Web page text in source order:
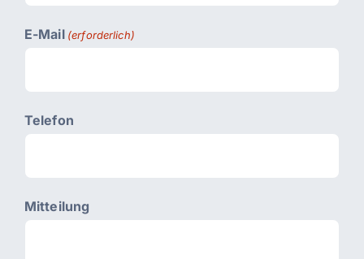
E-Mail (erforderlich)
Telefon
Mitteilung